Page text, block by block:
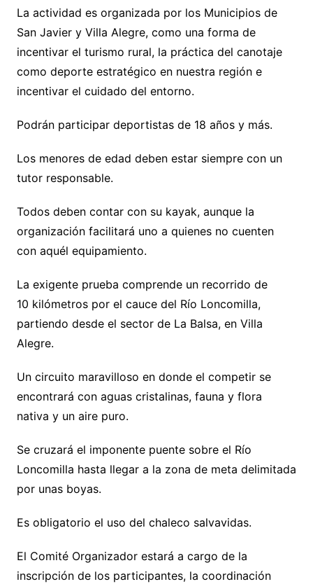
La actividad es organizada por los Municipios de
San Javier y Villa Alegre, como una forma de
incentivar el turismo rural, la práctica del canotaje
como deporte estratégico en nuestra región e
incentivar el cuidado del entorno.
Podrán participar deportistas de 18 años y más.
Los menores de edad deben estar siempre con un
tutor responsable.
Todos deben contar con su kayak, aunque la
organización facilitará uno a quienes no cuenten
con aquél equipamiento.
La exigente prueba comprende un recorrido de
10 kilómetros por el cauce del Río Loncomilla,
partiendo desde el sector de La Balsa, en Villa
Alegre.
Un circuito maravilloso en donde el competir se
encontrará con aguas cristalinas, fauna y flora
nativa y un aire puro.
Se cruzará el imponente puente sobre el Río
Loncomilla hasta llegar a la zona de meta delimitada
por unas boyas.
Es obligatorio el uso del chaleco salvavidas.
El Comité Organizador estará a cargo de la
inscripción de los participantes, la coordinación